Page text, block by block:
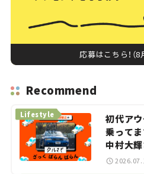
応募はこちら！（8
Recommend
初代アウ
乗ってま
中村大
智之の「
らん！」
Lifestyle